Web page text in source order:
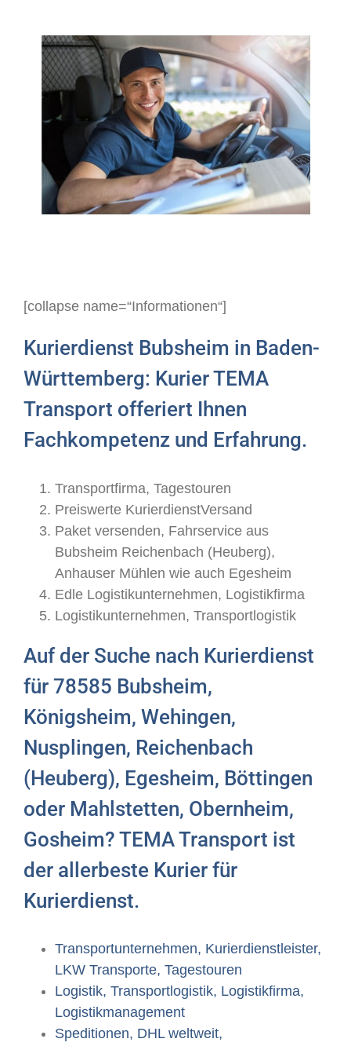
[collapse name=“Informationen“]
Kurierdienst Bubsheim in Baden-
Württemberg: Kurier TEMA
Transport offeriert Ihnen
Fachkompetenz und Erfahrung.
Transportfirma, Tagestouren
Preiswerte KurierdienstVersand
Paket versenden, Fahrservice aus
Bubsheim Reichenbach (Heuberg),
Anhauser Mühlen wie auch Egesheim
Edle Logistikunternehmen, Logistikfirma
Logistikunternehmen, Transportlogistik
Auf der Suche nach Kurierdienst
für 78585 Bubsheim,
Königsheim, Wehingen,
Nusplingen, Reichenbach
(Heuberg), Egesheim, Böttingen
oder Mahlstetten, Obernheim,
Gosheim? TEMA Transport ist
der allerbeste Kurier für
Kurierdienst.
Transportunternehmen, Kurierdienstleister,
LKW Transporte, Tagestouren
Logistik, Transportlogistik, Logistikfirma,
Logistikmanagement
Speditionen, DHL weltweit,